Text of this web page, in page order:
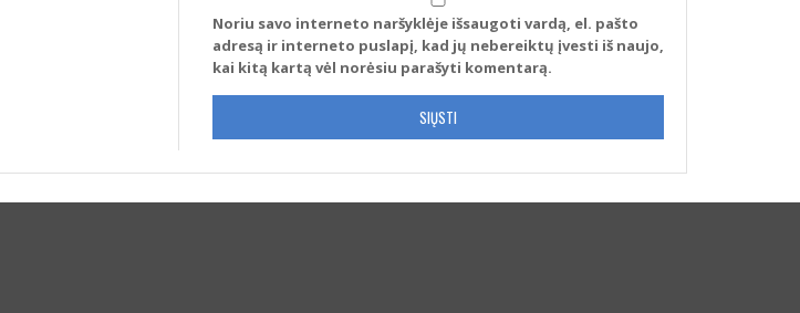
Noriu savo interneto naršyklėje išsaugoti vardą, el. pašto
adresą ir interneto puslapį, kad jų nebereiktų įvesti iš naujo,
kai kitą kartą vėl norėsiu parašyti komentarą.